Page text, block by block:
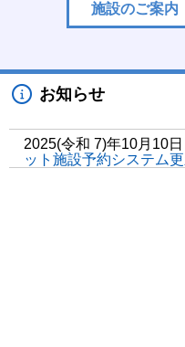
施設のご案内
お知らせ
2025(令和 7)年10月10
ット施設予約システム